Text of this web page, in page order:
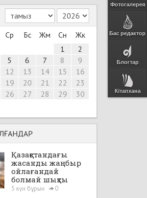
Фотогалерея
Бас редактор
Блогтар
Кітапхана
Ср Бс Жм Сн
Жк
1
2
5 6 7 8
9
12 13 14 15
16
19 20 21 22
23
26 27 28 29
30
Қазақстандағы
жасанды жаңбыр
ойлағандай
болмай шықты
5 күн бұрын 0